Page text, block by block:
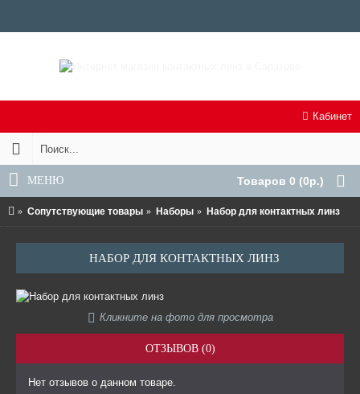
Товаров 0 (0р.)
Кабинет
МЕНЮ
Сопутствующие товары Наборы Набор для контактных линз
НАБОР ДЛЯ КОНТАКТНЫХ ЛИНЗ
Кликните на фото для просмотра
ОТЗЫВОВ (0)
Нет отзывов о данном товаре.